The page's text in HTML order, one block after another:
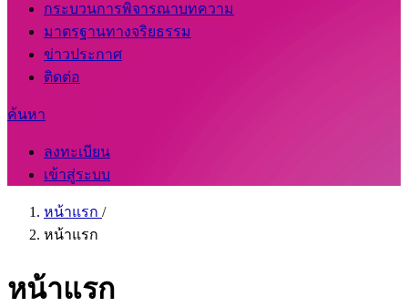
กระบวนการพิจารณาบทความ
มาตรฐานทางจริยธรรม
ข่าวประกาศ
ติดต่อ
ค้นหา
ลงทะเบียน
เข้าสู่ระบบ
หน้าแรก /
หน้าแรก
หน้าแรก